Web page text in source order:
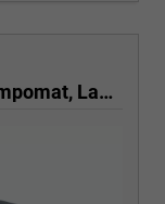
Selection 1.0 TSI Selection, Tempomat, Ladeboden, Park, Winterpaket, SmartLink, 4-J Garantie